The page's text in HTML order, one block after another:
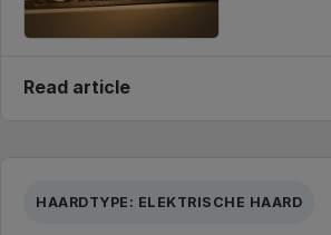
Read article
HAARDTYPE: ELEKTRISCHE HAARD